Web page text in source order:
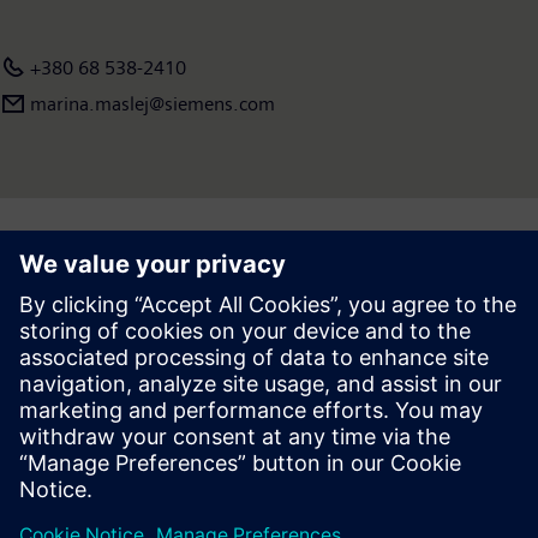
прибуток – 6.7 млрд. Євро. На кінець вересня 2021 року в
Siemens працювало 303 тисячі співробітників по всьому
+380 68 538-2410
marina.maslej@siemens.com
Follow
Press | Company | Siemens